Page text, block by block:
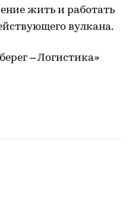
жить и работать
вулкана.
– Логистика»